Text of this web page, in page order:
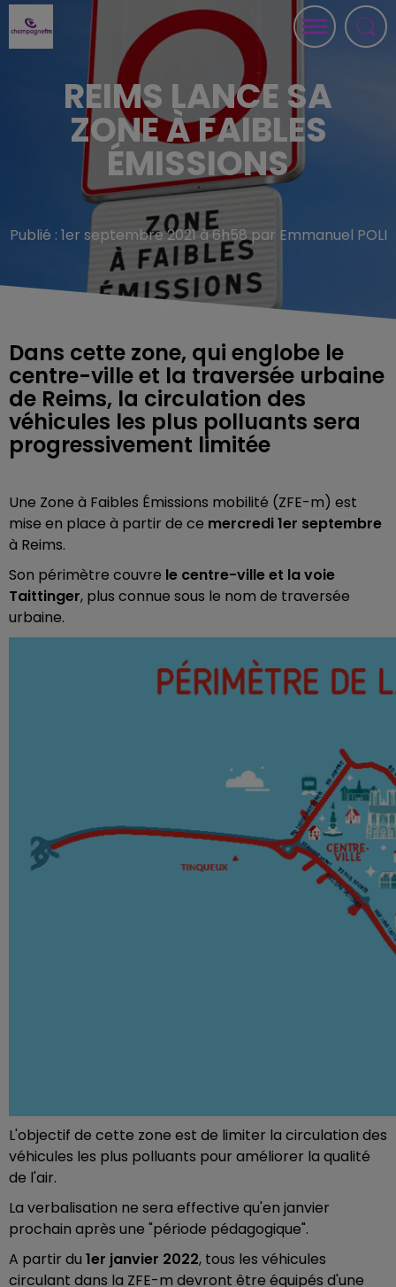
REIMS LANCE SA
ZONE À FAIBLES
ÉMISSIONS
Publié : 1er septembre 2021 à 6h58 par Emmanuel POLI
Dans cette zone, qui englobe le
centre-ville et la traversée urbaine
de Reims, la circulation des
véhicules les plus polluants sera
progressivement limitée
Une Zone à Faibles Émissions mobilité (ZFE-m) est
mise en place à partir de ce mercredi 1er septembre
à Reims.
Son périmètre couvre le centre-ville et la voie
Taittinger, plus connue sous le nom de traversée
urbaine.
L'objectif de cette zone est de limiter la circulation des
véhicules les plus polluants pour améliorer la qualité
de l'air.
La verbalisation ne sera effective qu'en janvier
prochain après une "période pédagogique".
A partir du 1er janvier 2022, tous les véhicules
circulant dans la ZFE-m devront être équipés d'une